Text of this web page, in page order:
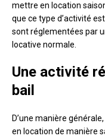
mettre en location
que ce type d’activité
sont réglementées par
locative normale.
Une activité
bail
D’une manière
en location de manière